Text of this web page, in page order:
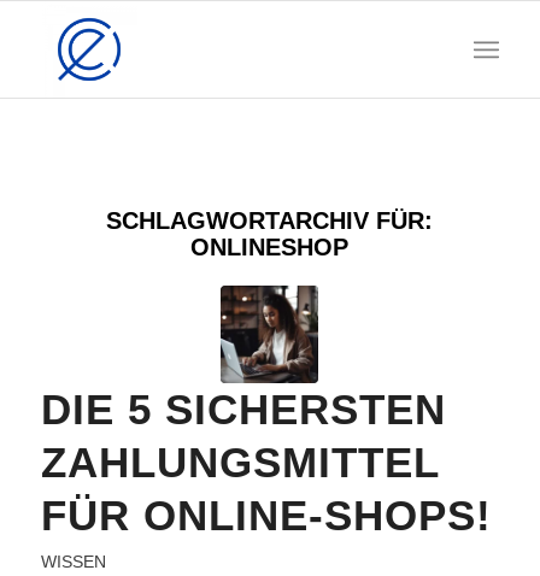
SCHLAGWORTARCHIV FÜR:
ONLINESHOP
DIE 5 SICHERSTEN
ZAHLUNGSMITTEL
FÜR ONLINE-SHOPS!
WISSEN